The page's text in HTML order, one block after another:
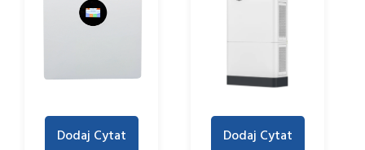
Dodaj Cytat Dodaj Cytat